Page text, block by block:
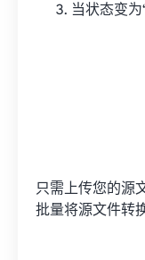
当状态变
只需上传您的源
批量将源文件转